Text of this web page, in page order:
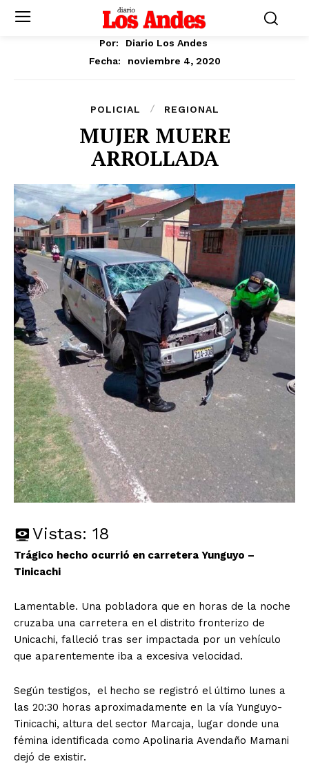
Por:
Diario Los Andes
Fecha:
noviembre 4, 2020
POLICIAL REGIONAL
MUJER MUERE
ARROLLADA
Vistas: 18
Trágico hecho ocurrió en carretera Yunguyo –
Tinicachi
Lamentable. Una pobladora que en horas de la noche
cruzaba una carretera en el distrito fronterizo de
Unicachi, falleció tras ser impactada por un vehículo
que aparentemente iba a excesiva velocidad.
Según testigos, el hecho se registró el último lunes a
las 20:30 horas aproximadamente en la vía Yunguyo-
Tinicachi, altura del sector Marcaja, lugar donde una
fémina identificada como Apolinaria Avendaño Mamani
dejó de existir.